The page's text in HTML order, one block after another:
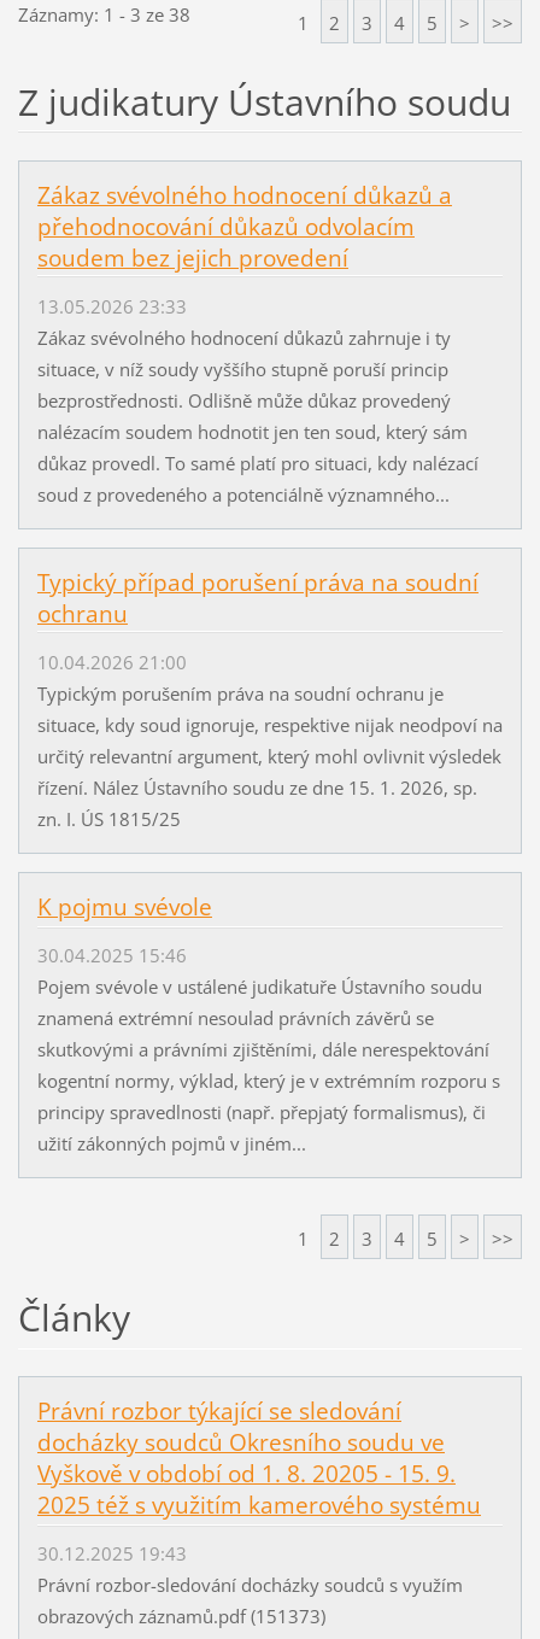
Záznamy: 1 - 3 ze 38 1 2 3 4 5 > >>
Z judikatury Ústavního soudu
Zákaz svévolného hodnocení důkazů a
přehodnocování důkazů odvolacím
soudem bez jejich provedení
13.05.2026 23:33
Zákaz svévolného hodnocení důkazů zahrnuje i ty
situace, v níž soudy vyššího stupně poruší princip
bezprostřednosti. Odlišně může důkaz provedený
nalézacím soudem hodnotit jen ten soud, který sám
důkaz provedl. To samé platí pro situaci, kdy nalézací
soud z provedeného a potenciálně významného...
Typický případ porušení práva na soudní
ochranu
10.04.2026 21:00
Typickým porušením práva na soudní ochranu je
situace, kdy soud ignoruje, respektive nijak neodpoví na
určitý relevantní argument, který mohl ovlivnit výsledek
řízení. Nález Ústavního soudu ze dne 15. 1. 2026, sp.
zn. I. ÚS 1815/25
K pojmu svévole
30.04.2025 15:46
Pojem svévole v ustálené judikatuře Ústavního soudu
znamená extrémní nesoulad právních závěrů se
skutkovými a právními zjištěními, dále nerespektování
kogentní normy, výklad, který je v extrémním rozporu s
principy spravedlnosti (např. přepjatý formalismus), či
užití zákonných pojmů v jiném...
1 2 3 4 5 > >>
Články
Právní rozbor týkající se sledování
docházky soudců Okresního soudu ve
Vyškově v období od 1. 8. 20205 - 15. 9.
2025 též s využitím kamerového systému
30.12.2025 19:43
Právní rozbor-sledování docházky soudců s využím
obrazových záznamů.pdf (151373)